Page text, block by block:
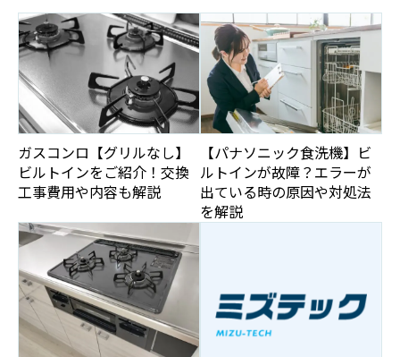
ガスコンロ【グリルなし】
ビルトインをご紹介！交換
工事費用や内容も解説
【パナソニック食洗機】ビ
ルトインが故障？エラーが
出ている時の原因や対処法
を解説